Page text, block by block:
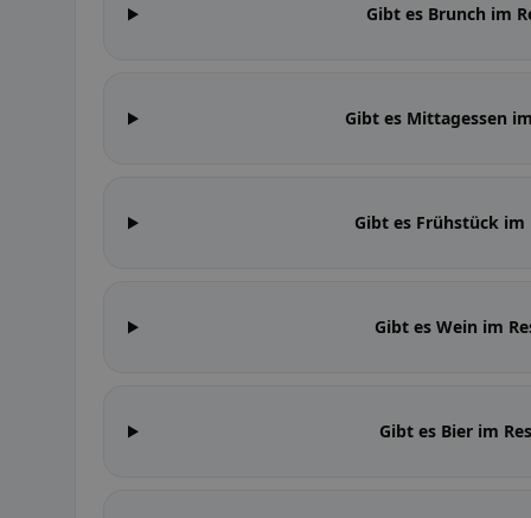
Gibt es Brunch im
Gibt es Mittagessen
Gibt es Frühstück
Gibt es Wein im
Gibt es Bier im